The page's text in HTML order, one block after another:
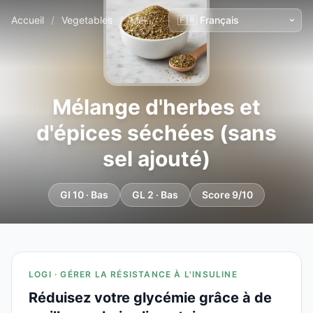
Accueil / Vegetables / Mélange d'herbes et d'épices séchées (sans sel ajouté)
Mélange d'herbes et
d'épices séchées (sans
sel ajouté)
GI 10 · Bas GL 2 · Bas Score 9/10
LOGI · GÉRER LA RÉSISTANCE À L'INSULINE
Réduisez votre glycémie grâce à de